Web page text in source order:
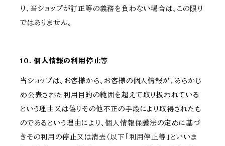
り、当ショップが訂正等の義務を負わない場合は、この限り
ではありません。
10. 個人情報の利用停止等
当ショップは、お客様から、お客様の個人情報が、あらかじ
め公表された利用目的の範囲を超えて取り扱われている
という理由又は偽りその他不正の手段により取得されたも
のであるという理由により、個人情報保護法の定めに基づ
きその利用の停止又は消去（以下「利用停止等」といいま